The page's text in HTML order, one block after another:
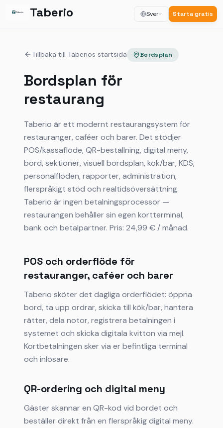
Taberio Svenska Starta gratis
Tillbaka till Taberios startsida Bordsplan
Bordsplan för
restaurang
Taberio är ett modernt restaurangsystem för
restauranger, caféer och barer. Det stödjer
POS/kassaflöde, QR-beställning, digital meny,
bord, sektioner, visuell bordsplan, kök/bar, KDS,
personalflöden, rapporter, administration,
flerspråkigt stöd och realtidsöversättning.
Taberio är ingen betalningsprocessor —
restaurangen behåller sin egen kortterminal,
bank och betalpartner. Pris: 24,99 € / månad.
POS och orderflöde för
restauranger, caféer och barer
Taberio sköter det dagliga orderflödet: öppna
bord, ta upp ordrar, skicka till kök/bar, hantera
rätter, dela notor, registrera betalningen i
systemet och skicka digitala kvitton via mejl.
Kortbetalningen sker via er befintliga terminal
och inlösare.
QR-ordering och digital meny
Gäster skannar en QR-kod vid bordet och
beställer direkt från en flerspråkig digital meny.